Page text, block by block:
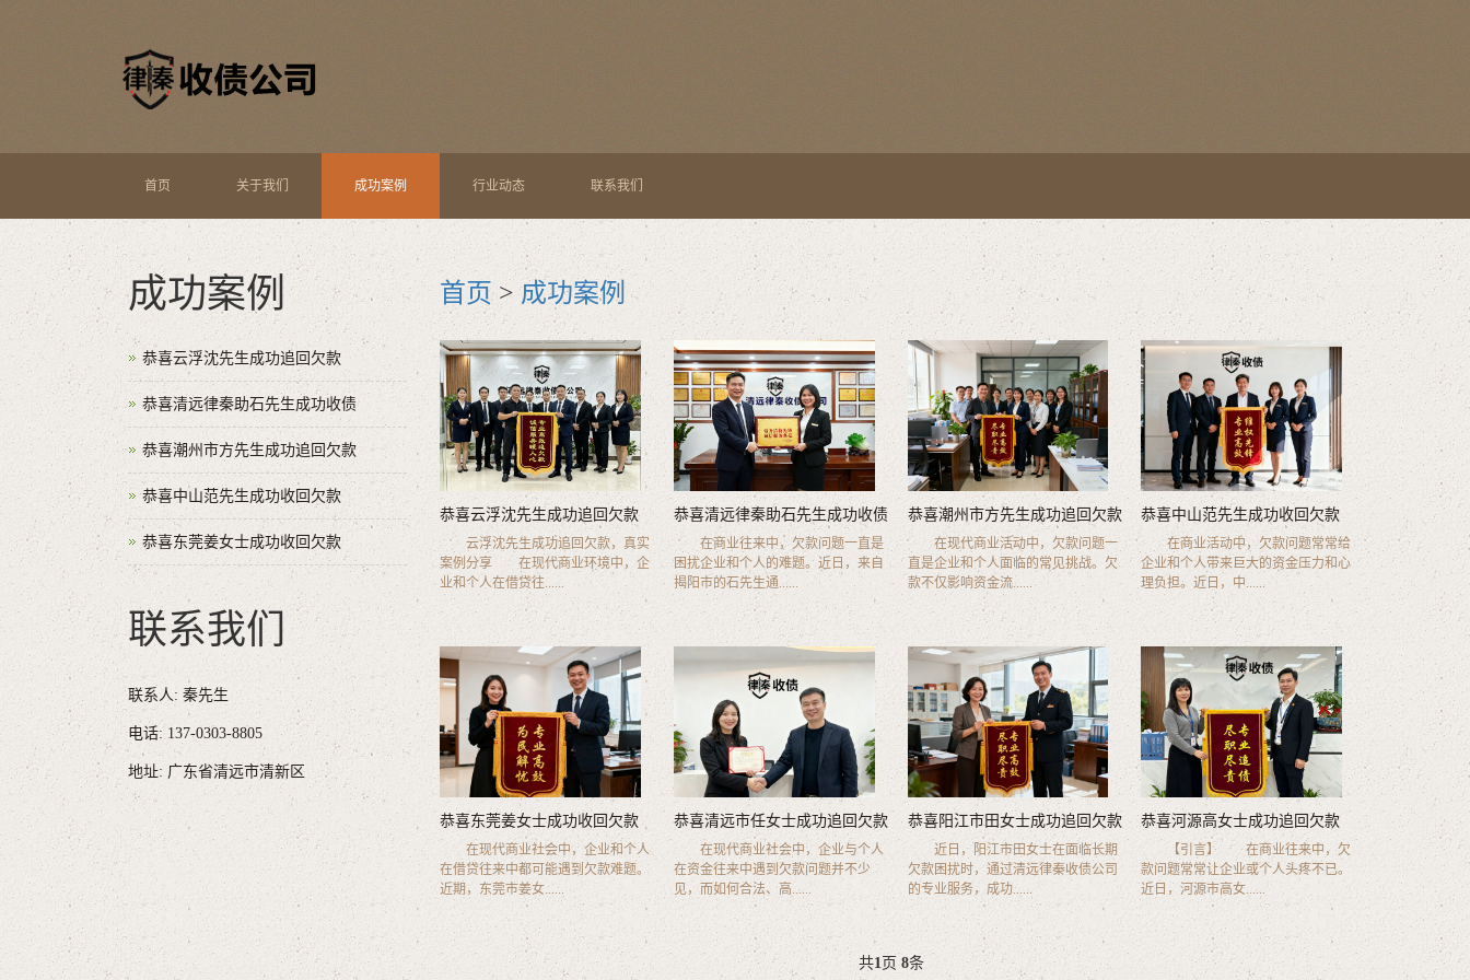
首页 关于我们 成功案例 行业动态 联系我们
首页>成功案例
恭喜云浮沈先生成功追回欠款
云浮沈先生成功追回欠款，真实
案例分享 在现代商业环境中，企
业和个人在借贷往......
恭喜清远律秦助石先生成功收债
在商业往来中，欠款问题一直是
困扰企业和个人的难题。近日，来自
揭阳市的石先生通......
恭喜潮州市方先生成功追回欠款
在现代商业活动中，欠款问题一
直是企业和个人面临的常见挑战。欠
款不仅影响资金流......
恭喜中山范先生成功收回欠款
在商业活动中，欠款问题常常给
企业和个人带来巨大的资金压力和心
理负担。近日，中......
恭喜东莞姜女士成功收回欠款
在现代商业社会中，企业和个人
在借贷往来中都可能遇到欠款难题。
近期，东莞市姜女......
恭喜清远市任女士成功追回欠款
在现代商业社会中，企业与个人
在资金往来中遇到欠款问题并不少
见，而如何合法、高......
恭喜阳江市田女士成功追回欠款
近日，阳江市田女士在面临长期
欠款困扰时，通过清远律秦收债公司
的专业服务，成功......
恭喜河源高女士成功追回欠款
【引言】 在商业往来中，欠
款问题常常让企业或个人头疼不已。
近日，河源市高女......
共1页 8条
成功案例
恭喜云浮沈先生成功追回欠款
恭喜清远律秦助石先生成功收债
恭喜潮州市方先生成功追回欠款
恭喜中山范先生成功收回欠款
恭喜东莞姜女士成功收回欠款
联系我们
联系人: 秦先生
电话: 137-0303-8805
地址: 广东省清远市清新区